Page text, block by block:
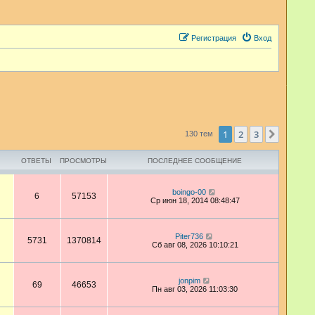
Вход
Регистрация
130 тем 1 2 3
ОТВЕТЫ ПРОСМОТРЫ ПОСЛЕДНЕЕ СООБЩЕНИЕ
6 57153
boingo-00
Ср июн 18, 2014 08:48:47
5731 1370814
Piter736
Сб авг 08, 2026 10:10:21
69 46653
jonpim
Пн авг 03, 2026 11:03:30